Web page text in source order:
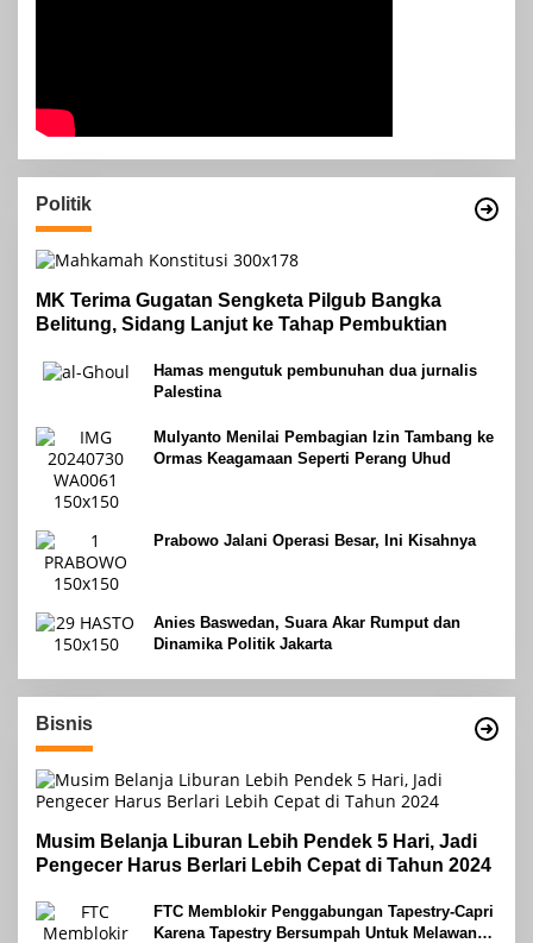
Politik
MK Terima Gugatan Sengketa Pilgub Bangka
Belitung, Sidang Lanjut ke Tahap Pembuktian
Hamas mengutuk pembunuhan dua jurnalis
Palestina
Mulyanto Menilai Pembagian Izin Tambang ke
Ormas Keagamaan Seperti Perang Uhud
Prabowo Jalani Operasi Besar, Ini Kisahnya
Anies Baswedan, Suara Akar Rumput dan
Dinamika Politik Jakarta
Bisnis
Musim Belanja Liburan Lebih Pendek 5 Hari, Jadi
Pengecer Harus Berlari Lebih Cepat di Tahun 2024
FTC Memblokir Penggabungan Tapestry-Capri
Karena Tapestry Bersumpah Untuk Melawan